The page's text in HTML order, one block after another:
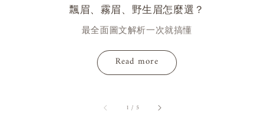
飄眉、霧眉、野生眉怎麼選？
最全面圖文解析一次就搞懂
Read more
1 / accessibility.of
5